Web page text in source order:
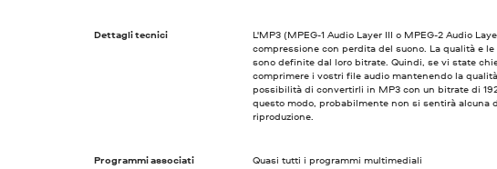
Dettagli tecnici
L'MP3 (MPEG-1 Audio Layer III o MPEG-2 Audio
compressione con perdita del suono. La qualità e
sono definite dal loro bitrate. Quindi, se vi state
comprimere i vostri file audio mantenendo la
possibilità di convertirli in MP3 con un bitrate di
questo modo, probabilmente non si sentirà alcuna
riproduzione.
Programmi associati Quasi tutti i programmi multimediali